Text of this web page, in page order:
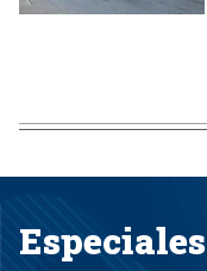
Especiales